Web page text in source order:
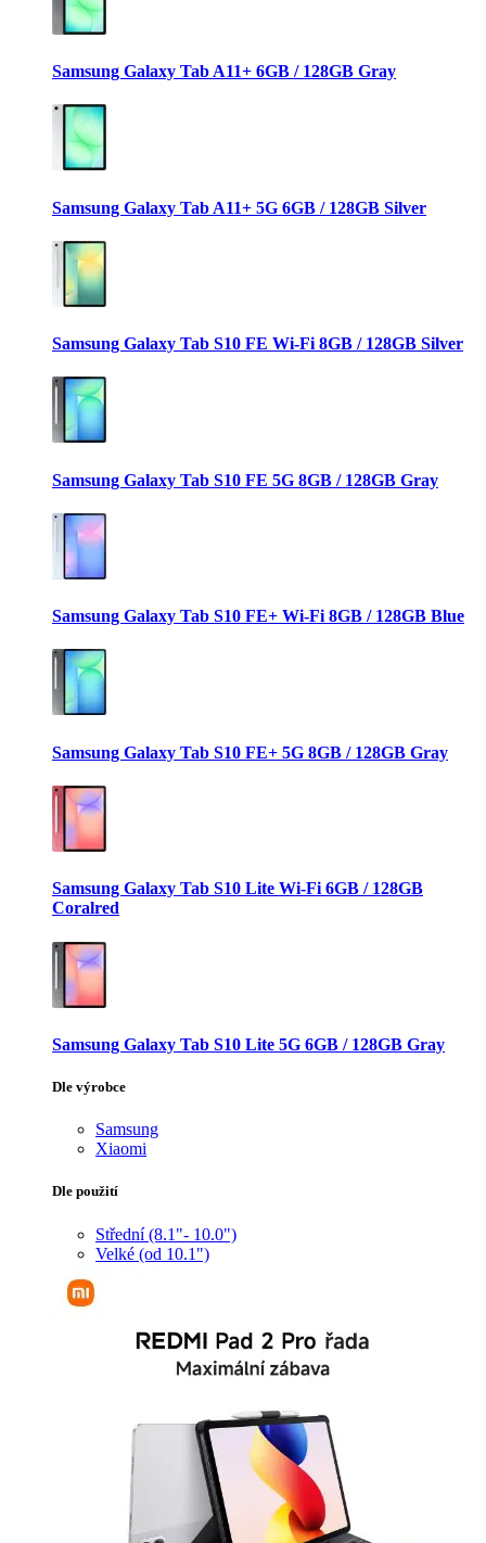
Samsung Galaxy Tab A11+ 6GB / 128GB Gray
Samsung Galaxy Tab A11+ 5G 6GB / 128GB Silver
Samsung Galaxy Tab S10 FE Wi-Fi 8GB / 128GB Silver
Samsung Galaxy Tab S10 FE 5G 8GB / 128GB Gray
Samsung Galaxy Tab S10 FE+ Wi-Fi 8GB / 128GB Blue
Samsung Galaxy Tab S10 FE+ 5G 8GB / 128GB Gray
Samsung Galaxy Tab S10 Lite Wi-Fi 6GB / 128GB
Coralred
Samsung Galaxy Tab S10 Lite 5G 6GB / 128GB Gray
Dle výrobce
Samsung
Xiaomi
Dle použití
Střední (8.1"- 10.0")
Velké (od 10.1")